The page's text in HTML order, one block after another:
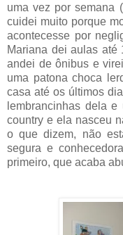
uma vez por semana
cuidei muito porque
acontecesse por
Mariana dei aulas até
andei de ônibus e
uma patona choca
casa até os últimos
lembrancinhas dela
country e ela nasceu
o que dizem, não
segura e
primeiro, que acaba